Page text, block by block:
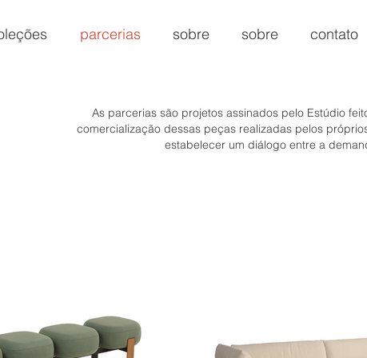
parcerias sobre sobre contato
As parcerias são projetos assinados pelo Estúdio
comercialização dessas peças realizadas pelos
estabelecer um diálogo entre a